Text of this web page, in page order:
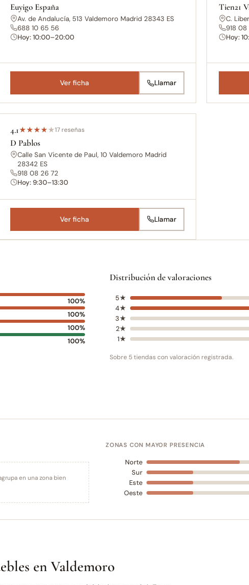
Euyigo España
Av. de Andalucía, 513 Valdemoro Madrid 28343 ES
688 10 65 56
Hoy: 10:00–20:00
Ver ficha Llamar
Tien21
C.
918 08
Hoy:
4.1★★★★★17 reseñas
D Pablos
Calle San Vicente de Paul, 10 Valdemoro Madrid
28342 ES
918 08 26 72
Hoy: 9:30–13:30
Ver ficha Llamar
100%
100%
100%
100%
Distribución de valoraciones
5★
4★
3★
2★
1★
Sobre 5 tiendas con valoración registrada.
en una zona bien
ZONAS CON MAYOR PRESENCIA
Norte
Sur
Este
Oeste
en Valdemoro